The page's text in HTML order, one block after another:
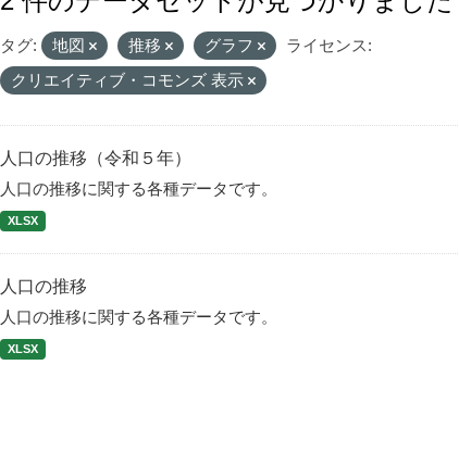
タグ: 地図 推移 グラフ
ライセンス:
クリエイティブ・コモンズ 表示
人口の推移（令和５年）
人口の推移に関する各種データです。
XLSX
人口の推移
人口の推移に関する各種データです。
XLSX